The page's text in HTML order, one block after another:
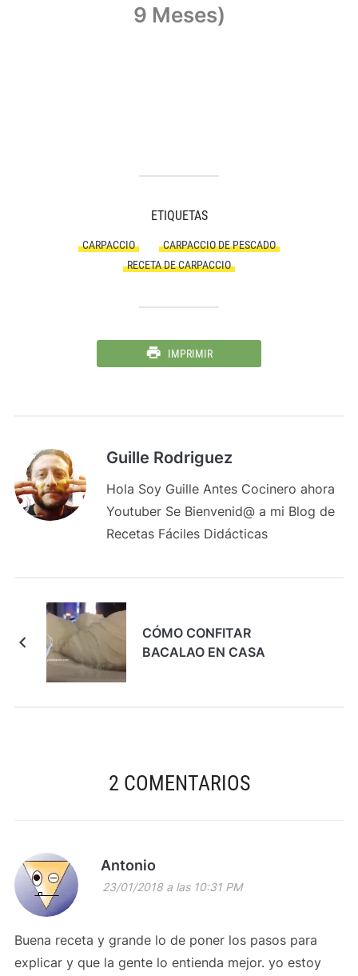
9 Meses)
ETIQUETAS
CARPACCIO
CARPACCIO DE PESCADO
RECETA DE CARPACCIO
IMPRIMIR
Guille Rodriguez
Hola Soy Guille Antes Cocinero ahora
Youtuber Se Bienvenid@ a mi Blog de
Recetas Fáciles Didácticas
CÓMO CONFITAR
BACALAO EN CASA
2 COMENTARIOS
Antonio
23/01/2018 a las 10:31 PM
Buena receta y grande lo de poner los pasos para
explicar y que la gente lo entienda mejor. yo estoy